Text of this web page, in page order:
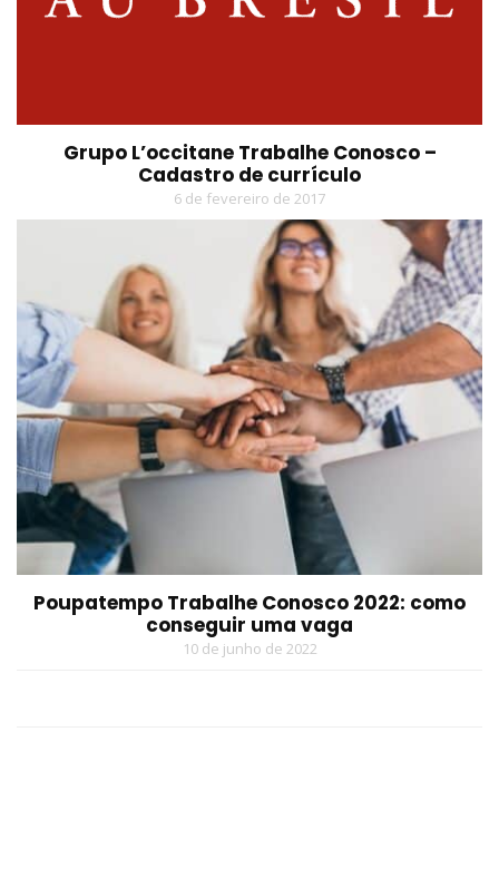
Grupo L’occitane Trabalhe Conosco –
Cadastro de currículo
6 de fevereiro de 2017
Poupatempo Trabalhe Conosco 2022: como
conseguir uma vaga
10 de junho de 2022